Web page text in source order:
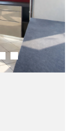
ESTIMATION
ALERTE E-